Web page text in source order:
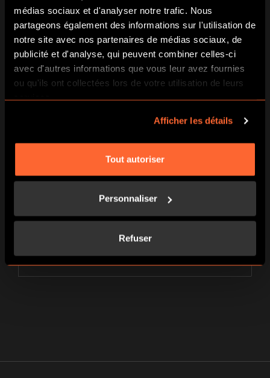
médias sociaux et d'analyser notre trafic. Nous
partageons également des informations sur l'utilisation de
notre site avec nos partenaires de médias sociaux, de
publicité et d'analyse, qui peuvent combiner celles-ci
avec d'autres informations que vous leur avez fournies
ou qu'ils ont collectées lors de votre utilisation de leurs
services.
Afficher les détails
Tout autoriser
Personnaliser
Refuser
JOUEURS 25€
par personne
Soit 100€/salle
5 joueurs
23€
par personne
JOUEURS 22€